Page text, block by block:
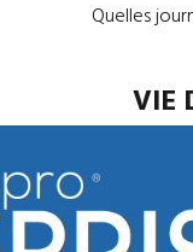
Quelles
VIE